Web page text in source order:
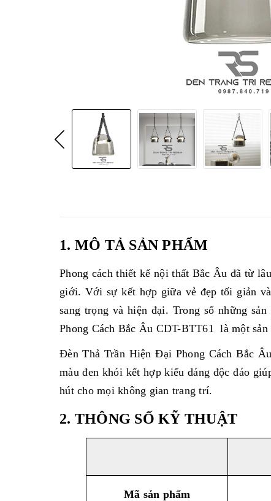
1. MÔ TẢ SẢN PHẨM
Phong cách thiết kế nội thất Bắc Âu đã từ
giới. Với sự kết hợp giữa vẻ đẹp tối giản
sang trọng và hiện đại. Trong số những
Phong Cách Bắc Âu CDT-BTT61 là một
Đèn Thả Trần Hiện Đại Phong Cách Bắc
màu đen khói kết hợp kiểu dáng độc đáo
hút cho mọi không gian trang trí.
2. THÔNG SỐ KỸ THUẬT
Mã sản phẩm